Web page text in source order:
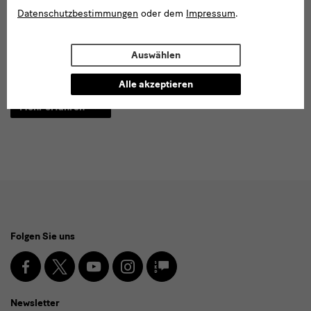
schriftliche Nachlass der Schwester des Künstlers, das Wols-
Archiv, im Kabinett und steht der Forschung zur Verfügung.
Mehr erfahren
Datenschutzbestimmungen oder dem Impressum.
Auswählen
Alle akzeptieren
Media
und
Newsletter
Folgen Sie uns
Facebook
X YoutubeInstagramSKD
Blog
Newsletter